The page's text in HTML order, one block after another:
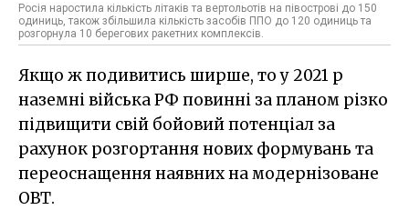
Росія наростила кількість літаків та вертольотів на півострові до 150
одиниць, також збільшила кількість засобів ППО до 120 одиниць та
розгорнула 10 берегових ракетних комплексів.
Якщо ж подивитись ширше, то у 2021 р
наземні війська РФ повинні за планом різко
підвищити свій бойовий потенціал за
рахунок розгортання нових формувань та
переоснащення наявних на модернізоване
ОВТ.